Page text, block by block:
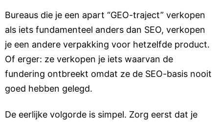
Bureaus die je een apart “GEO-traject” verkopen
als iets fundamenteel anders dan SEO, verkopen
je een andere verpakking voor hetzelfde product.
Of erger: ze verkopen je iets waarvan de
fundering ontbreekt omdat ze de SEO-basis nooit
goed hebben gelegd.
De eerlijke volgorde is simpel. Zorg eerst dat je